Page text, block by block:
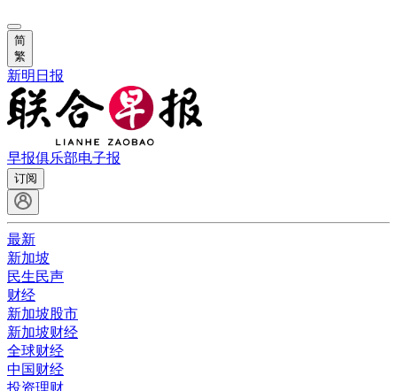
简
繁
新明日报
早报俱乐部电子报
订阅
最新
新加坡
民生民声
财经
新加坡股市
新加坡财经
全球财经
中国财经
投资理财